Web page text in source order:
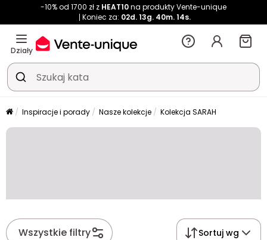
-10% od 1700 zł z HEAT10na produkty Vente-unique
Koniec za: 02d.13g. 40m.13s.
Działy
Inspiracje i porady Nasze kolekcje Kolekcja SARAH
Wszystkie filtry Sortuj wg